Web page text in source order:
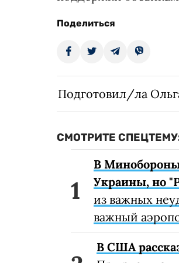
Поделиться
Подготовил/ла
СМОТРИТЕ
В Минобороны
Украины, но
из важных
важный
В США